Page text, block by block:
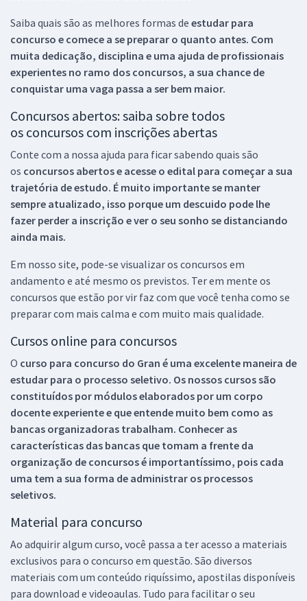
Saiba quais são as melhores formas de estudar para
concurso e comece a se preparar o quanto antes. Com
muita dedicação, disciplina e uma ajuda de profissionais
experientes no ramo dos concursos, a sua chance de
conquistar uma vaga passa a ser bem maior.
Concursos abertos: saiba sobre todos
os concursos com inscrições abertas
Conte com a nossa ajuda para ficar sabendo quais são
os concursos abertos e acesse o edital para começar a sua
trajetória de estudo. É muito importante se manter
sempre atualizado, isso porque um descuido pode lhe
fazer perder a inscrição e ver o seu sonho se distanciando
ainda mais.
Em nosso site, pode-se visualizar os concursos em
andamento e até mesmo os previstos. Ter em mente os
concursos que estão por vir faz com que você tenha como se
preparar com mais calma e com muito mais qualidade.
Cursos online para concursos
O curso para concurso do Gran é uma excelente maneira de
estudar para o processo seletivo. Os nossos cursos são
constituídos por módulos elaborados por um corpo
docente experiente e que entende muito bem como as
bancas organizadoras trabalham. Conhecer as
características das bancas que tomam a frente da
organização de concursos é importantíssimo, pois cada
uma tem a sua forma de administrar os processos
seletivos.
Material para concurso
Ao adquirir algum curso, você passa a ter acesso a materiais
exclusivos para o concurso em questão. São diversos
materiais com um conteúdo riquíssimo, apostilas disponíveis
para download e videoaulas. Tudo para facilitar o seu